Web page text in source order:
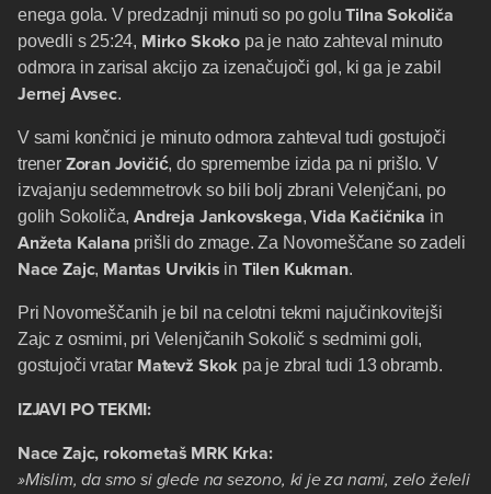
enega gola. V predzadnji minuti so po goluTilna Sokoliča
povedli s 25:24, Mirko Skokopa je nato zahteval minuto
odmora in zarisal akcijo za izenačujoči gol, ki ga je zabil
Jernej Avsec.
V sami končnici je minuto odmora zahteval tudi gostujoči
trener Zoran Jovičić, do spremembe izida pa ni prišlo. V
izvajanju sedemmetrovk so bili bolj zbrani Velenjčani, po
golih Sokoliča,Andreja Jankovskega,Vida Kačičnika in
Anžeta Kalana prišli do zmage. Za Novomeščane so zadeli
Nace Zajc, Mantas Urvikis in Tilen Kukman.
Pri Novomeščanih je bil na celotni tekmi najučinkovitejši
Zajc z osmimi, pri Velenjčanih Sokolič s sedmimi goli,
gostujoči vratar Matevž Skok pa je zbral tudi 13 obramb.
IZJAVI PO TEKMI:
Nace Zajc, rokometaš MRK Krka:
»Mislim, da smo si glede na sezono, ki je za nami, zelo želeli